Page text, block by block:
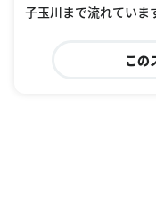
子玉川まで流れていま
この